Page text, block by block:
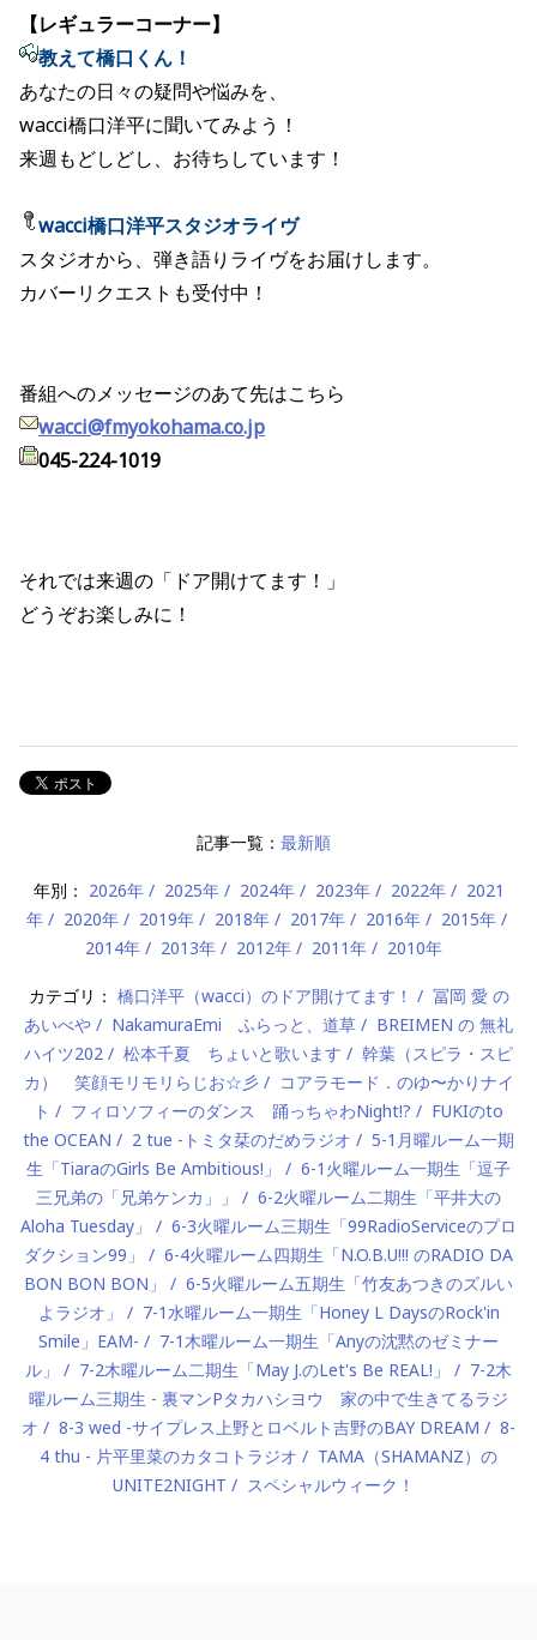
【レギュラーコーナー】
教えて橋口くん！
あなたの日々の疑問や悩みを、
wacci橋口洋平に聞いてみよう！
来週もどしどし、お待ちしています！
wacci橋口洋平スタジオライヴ
スタジオから、弾き語りライヴをお届けします。
カバーリクエストも受付中！
番組へのメッセージのあて先はこちら
wacci@fmyokohama.co.jp
045-224-1019
それでは来週の「ドア開けてます！」
どうぞお楽しみに！
記事一覧： 最新順
年別： 2026年 2025年 2024年 2023年 2022年
2021
年
2020年 2019年 2018年 2017年 2016年
2015年
2014年
2013年 2012年 2011年 2010年
カテゴリ： 橋口洋平（wacci）のドア開けてます！
冨岡 愛 の
あいべや
NakamuraEmi ふらっと、道草
BREIMEN の 無礼
ハイツ202
松本千夏 ちょいと歌います
幹葉（スピラ・スピ
カ） 笑顔モリモリらじお☆彡
コアラモード．のゆ〜かりナイ
ト
フィロソフィーのダンス 踊っちゃわNight!?
FUKIのto
the OCEAN
2 tue -トミタ栞のだめラジオ
5-1月曜ルーム一期
生「TiaraのGirls Be Ambitious!」
6-1火曜ルーム一期生「逗子
三兄弟の「兄弟ケンカ」」
6-2火曜ルーム二期生「平井大の
Aloha Tuesday」
6-3火曜ルーム三期生「99RadioServiceのプロ
ダクション99」
6-4火曜ルーム四期生「N.O.B.U!!! のRADIO DA
BON BON BON」
6-5火曜ルーム五期生「竹友あつきのズルい
よラジオ」
7-1水曜ルーム一期生「Honey L DaysのRock'in
Smile」EAM-
7-1木曜ルーム一期生「Anyの沈黙のゼミナー
ル」
7-2木曜ルーム二期生「May J.のLet's Be REAL!」
7-2木
曜ルーム三期生 - 裏マンPタカハシヨウ 家の中で生きてるラジ
オ
8-3 wed -サイプレス上野とロベルト吉野のBAY DREAM
8-
4 thu - 片平里菜のカタコトラジオ
TAMA（SHAMANZ）の
UNITE2NIGHT
スペシャルウィーク！